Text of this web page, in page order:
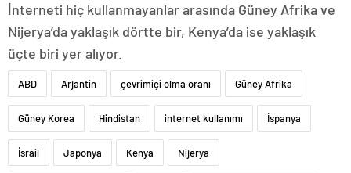
İnterneti hiç kullanmayanlar arasında Güney Afrika ve
Nijerya’da yaklaşık dörtte bir, Kenya’da ise yaklaşık
üçte biri yer alıyor.
ABD Arjantin çevrimiçi olma oranı Güney Afrika
Güney Korea Hindistan internet kullanımı İspanya
İsrail Japonya Kenya Nijerya